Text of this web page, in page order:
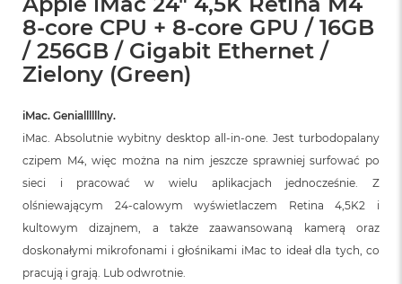
8-core CPU + 8-core GPU / 16GB
/ 256GB / Gigabit Ethernet /
Zielony (Green)
iMac. Geniallllllny.
iMac. Absolutnie wybitny desktop all‑in‑one. Jest turbodopalany
czipem M4, więc można na nim jeszcze sprawniej surfować po
sieci i pracować w wielu aplikacjach jednocześnie. Z
olśniewającym 24‑calowym wyświetlaczem Retina 4,5K2 i
kultowym dizajnem, a także zaawansowaną kamerą oraz
doskonałymi mikrofonami i głośnikami iMac to ideał dla tych, co
pracują i grają. Lub odwrotnie.